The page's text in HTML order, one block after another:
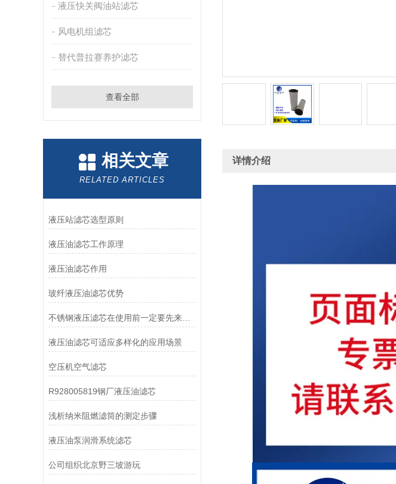
液压快关阀油站滤芯
风电机组滤芯
替代普拉赛养护滤芯
查看全部
相关文章
RELATED ARTICLES
液压站滤芯选型原则
液压油滤芯工作原理
液压油滤芯作用
玻纤液压油滤芯优势
不锈钢液压滤芯在使用前一定要先来了解下这些
液压油滤芯可适应多样化的应用场景
空压机空气滤芯
R928005819钢厂液压油滤芯
浅析纳米阻燃滤筒的测定步骤
液压油泵润滑系统滤芯
公司组织北京野三坡游玩
详情介绍